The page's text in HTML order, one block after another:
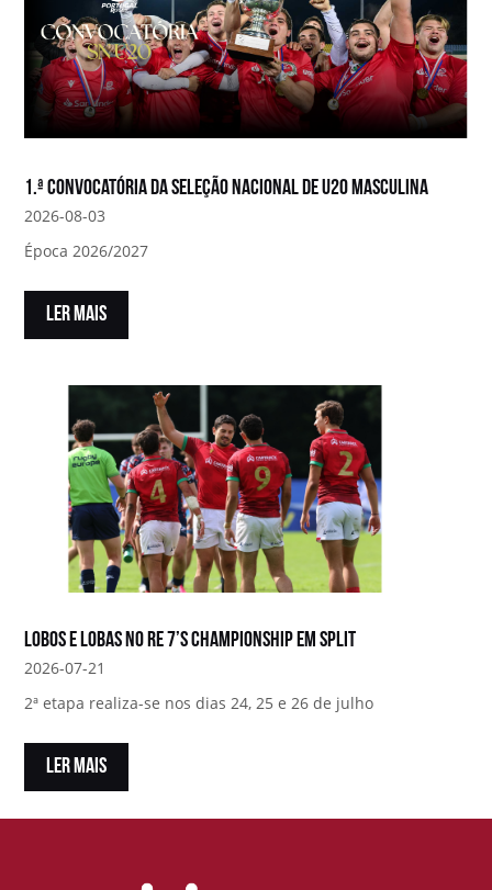
1.ª convocatória da Seleção Nacional de U20 Masculina
2026-08-03
Época 2026/2027
LER MAIS
Lobos e Lobas no RE 7’s Championship em Split
2026-07-21
2ª etapa realiza-se nos dias 24, 25 e 26 de julho
LER MAIS